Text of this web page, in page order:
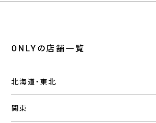
ONLYの店舗一覧
北海道・東北
関東